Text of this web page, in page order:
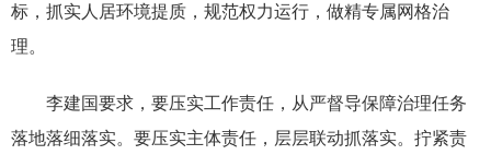
标，抓实人居环境提质，规范权力运行，做精专属网格治
理。
李建国要求，要压实工作责任，从严督导保障治理任务
落地落细落实。要压实主体责任，层层联动抓落实。拧紧责